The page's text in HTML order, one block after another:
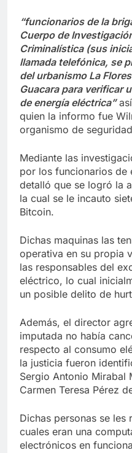
“funcionarios de la
Cuerpo de
Criminalística (sus
llamada telefónica, se
del urbanismo La
Guacara para verificar
de energía eléctrica”así
quien la informo fue
organismo de
Mediante las
por los funcionarios de
detalló que se logró la
la cual se le incauto
Bitcoin.
Dichas maquinas las
operativa en su propia
las responsables del
eléctrico, lo cual
un posible delito de
Además, el director
imputada no había
respecto al consumo
la justicia fueron
Sergio Antonio Mirabal
Carmen Teresa Pérez
Dichas personas se
cuales eran una
electrónicos en